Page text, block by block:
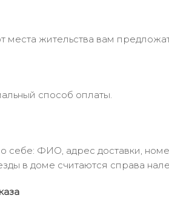
места жительства вам
способ оплаты.
себе: ФИО, адрес доставки,
в доме считаются справа